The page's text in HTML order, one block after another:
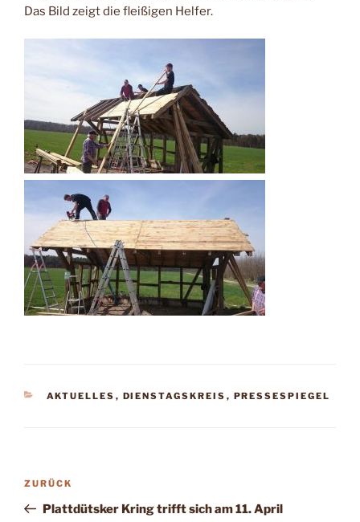
Das Bild zeigt die fleißigen Helfer.
KATEGORIEN
AKTUELLES , DIENSTAGSKREIS , PRESSESPIEGEL
Beitragsnavigation
Vorheriger
Beitrag
ZURÜCK
Plattdütsker Kring trifft sich am 11. April